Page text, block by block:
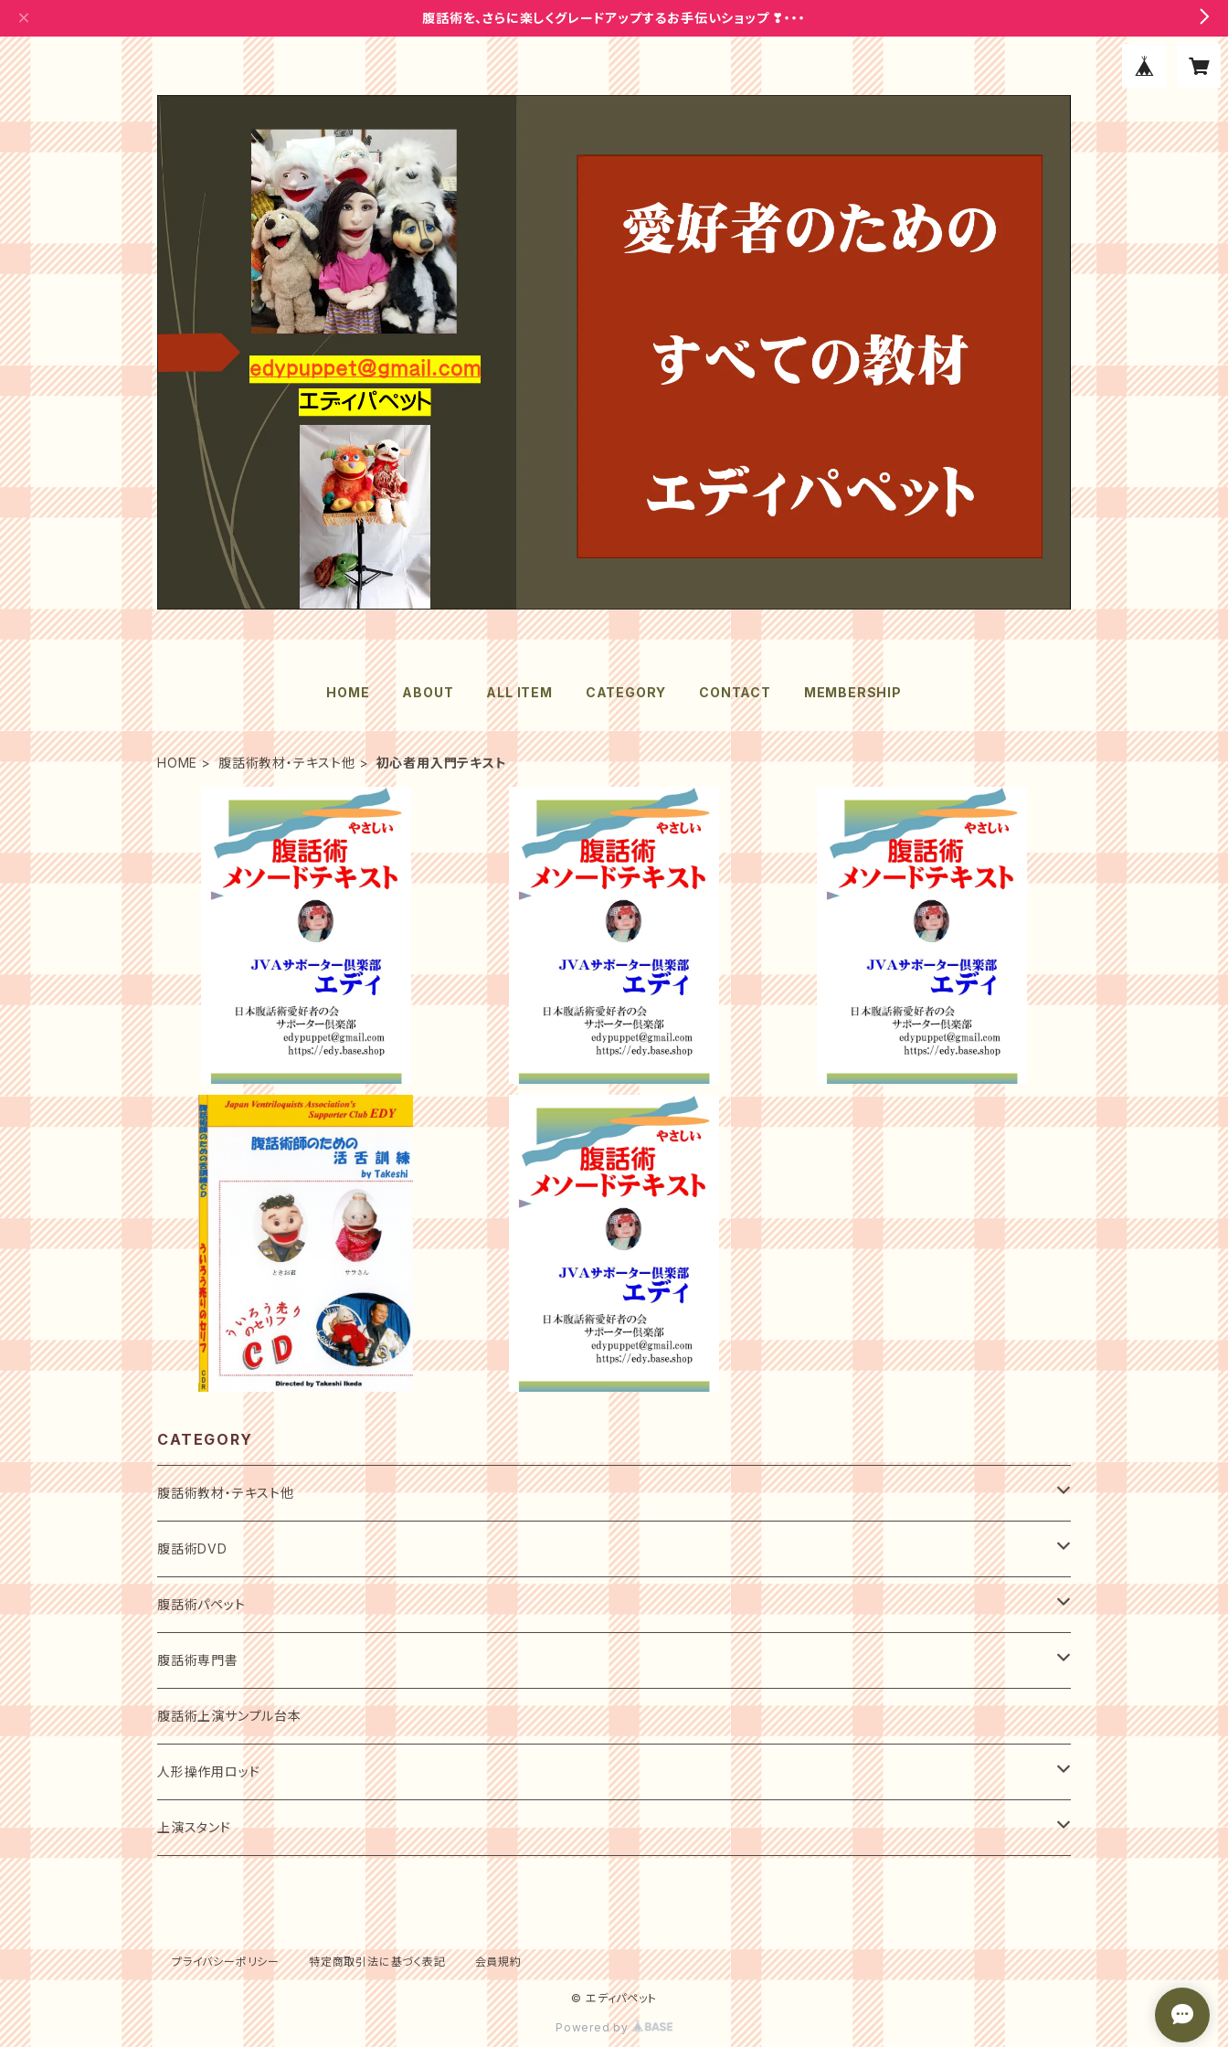
腹話術を、さらに楽しくグレードアップするお手伝いショップ ❣・・・
HOME ABOUT ALL ITEM CATEGORY CONTACT MEMBERSHIP
HOME 腹話術教材・テキスト他 初心者用入門テキスト
A：★腹話術テキスト（独りで学べる教材）
¥2,800
20%OFF
B：☆腹話術テキスト（独りで学べる優れもの）
¥2,800
20%OFF
C：★腹話術テキスト（独りで学べる優れもの）
¥2,800
20%OFF
☆入荷25%割引◇ 台本付き・外郎売CD ★
会員サービス有
¥2,400
25%OFF
★ 腹話術メソードテキスト（独りで学べる）
¥2,800
20%OFF
CATEGORY
腹話術教材・テキスト他
初心者用入門テキスト
指導者用テキスト
上演必需品
人形スタント
ステージカーテン
腹話術DVD
初心者用入門DVD
レベルアップショーDVD
指導者の手ほどき 2枚組
腹話術パペット
動物ソフトパッペト
人型人形
人型パペット
ショーアップ商品
パペットシューズ
腹話術専門書
腹話術愛好者用
歴史写真集
腹話術の歴史他
指導者用ガイドブック
腹話術上演サンプル台本
人形操作用ロッド
ソフトパッペト用
小型～中型パペット用
中型～大型パペット用
上演スタンド
プライバシーポリシー
特定商取引法に基づく表記 会員規約
© エディパペット
Powered by